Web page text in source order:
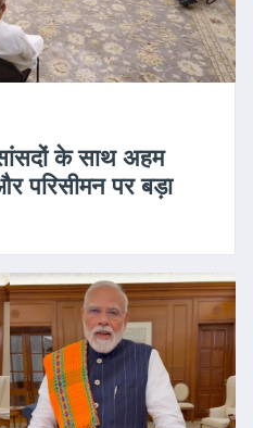
के साथ अहम
परिसीमन पर बड़ा